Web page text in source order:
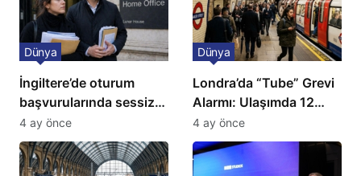
İngiltere’de oturum
başvurularında sessiz
kriz: Büyükelçilikten
açıklama!
Dünya
4 ay önce
Londra’da “Tube” Grevi
Alarmı: Ulaşımda 12
Günlük Kaos Kapıda
Dünya
4 ay önce